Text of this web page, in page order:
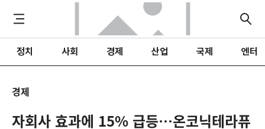
정치 사회 경제 산업 국제 엔터
경제
자회사 효과에 15% 급등…온코닉테라퓨